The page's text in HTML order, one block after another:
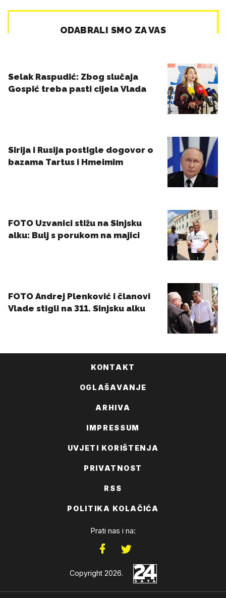
KONTAKT
OGLAŠAVANJE
ARHIVA
IMPRESSUM
UVJETI KORIŠTENJA
PRIVATNOST
RSS
POLITIKA KOLAČIĆA
Prati nas i na:
Copyright 2026.